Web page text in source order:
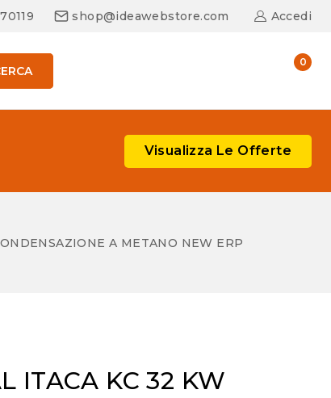
shop@ideawebstore.com Accedi
0
Visualizza Le Offerte
A METANO NEW ERP
ITACA KC 32 KW